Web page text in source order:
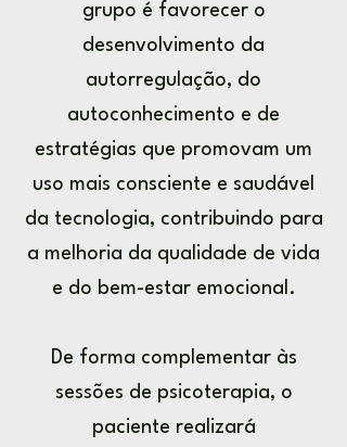
grupo é favorecer o
desenvolvimento da
autorregulação, do
autoconhecimento e de
estratégias que promovam um
uso mais consciente e saudável
da tecnologia, contribuindo para
a melhoria da qualidade de vida
e do bem-estar emocional.
De forma complementar às
sessões de psicoterapia, o
paciente realizará